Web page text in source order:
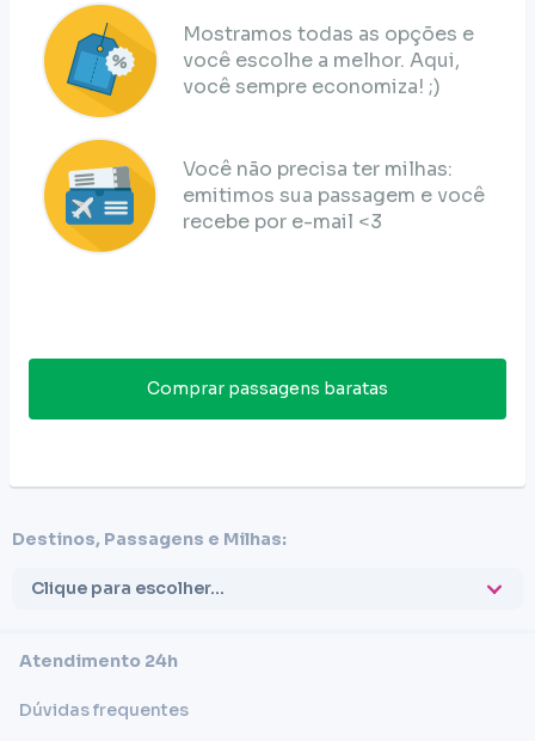
Mostramos todas as opções e
você escolhe a melhor. Aqui,
você sempre economiza! ;)
Você não precisa ter milhas:
emitimos sua passagem e você
recebe por e-mail <3
Comprar passagens baratas
Destinos, Passagens e Milhas:
Clique para escolher...
Atendimento 24h
Dúvidas frequentes